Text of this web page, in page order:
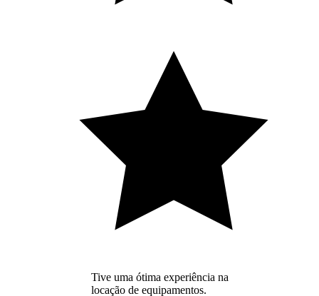
Tive uma ótima experiência na
locação de equipamentos.